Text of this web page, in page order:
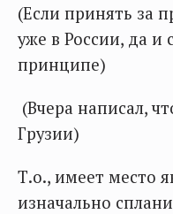
(Если принять за
уже в России, да и
принципе)
(Вчера написал,
Грузии)
Т.о., имеет место
изначально